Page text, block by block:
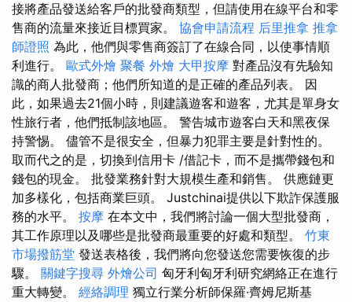
接將產品發送給客戶的批發商類型，但請使用在線平台和零
售商的流量來接近目標買家。 協會申請流程 后里推拿 推拿
師證照 為此，他們與零售商簽訂了在線合同，以使事情順
利進行。 歐式外燴 聚餐 外燴 大甲按摩 對產品沒有先驗知
識的商人批發商；他們所知道的是正確的產品列表。 因
此，如果過去21個小時，則建議遊客和遊客，尤其是單身女
性旅行者，他們抵制該地區。 警告城市遊客白天和黑夜保
持警惕。 儘管不是很安全，但暴力犯罪主要是針對性的。
取而代之的是，切換到信用卡 /借記卡，而不是攜帶錢包和
錢包的現金。 批發業務針對大規模生產和銷售。 供應鏈更
加多樣化，包括商業巨頭。 Justchinai提供以下欺詐保護服
務的水平。 按摩 在本文中，我們將討論一個大型批發商，
其工作原理以及哪些是批發商最重要的好處和類型。 竹東
市場撥筋堂 發送表格後，我們將向您發送您需要恢復的步
驟。 關鍵字搜尋 外燴公司 匈牙利匈牙利研究網絡正在進行
重大轉變。 經絡調理 獨立行業分析師保羅·齊姆尼斯基